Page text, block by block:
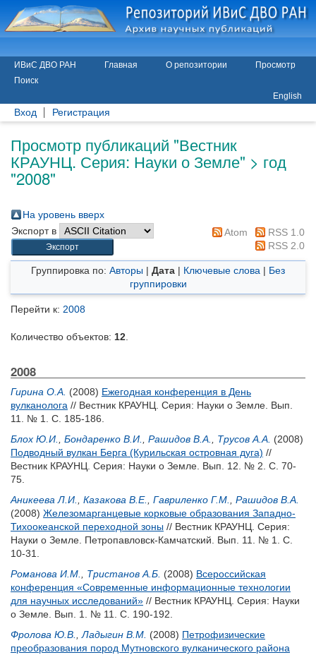
ИВиС ДВО РАН Главная О репозитории
Просмотр
Поиск
English
Вход Регистрация
Просмотр публикаций "Вестник
КРАУНЦ. Серия: Науки о Земле" > год
"2008"
На уровень вверх
Экспорт в
Atom
RSS 1.0
RSS 2.0
Группировка по: Авторы | Дата | Ключевые слова | Без
группировки
Перейти к: 2008
Количество объектов: 12
2008
Гирина О.А. (2008) Ежегодная конференция в День
вулканолога // Вестник КРАУНЦ. Серия: Науки о Земле. Вып.
11. № 1. С. 185-186.
Блох Ю.И.
Бондаренко В.И. Рашидов В.А. Трусов А.А. (2008)
Подводный вулкан Берга (Курильская островная дуга) //
Вестник КРАУНЦ. Серия: Науки о Земле. Вып. 12. № 2. С. 70-
75.
Аникеева Л.И.
Казакова В.Е. Гавриленко Г.М.
Рашидов В.А.
(2008) Железомарганцевые корковые образования Западно-
Тихоокеанской переходной зоны // Вестник КРАУНЦ. Серия:
Науки о Земле. Петропавловск-Камчатский. Вып. 11. № 1. С.
10-31.
Романова И.М.
Тристанов А.Б. (2008) Всероссийская
конференция «Современные информационные технологии
для научных исследований» // Вестник КРАУНЦ. Серия: Науки
о Земле. Вып. 1. № 11. С. 190-192.
Фролова Ю.В.
Ладыгин В.М. (2008) Петрофизические
преобразования пород Мутновского вулканического района